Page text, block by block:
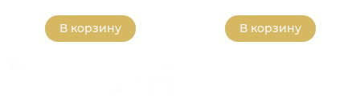
В корзину В корзину